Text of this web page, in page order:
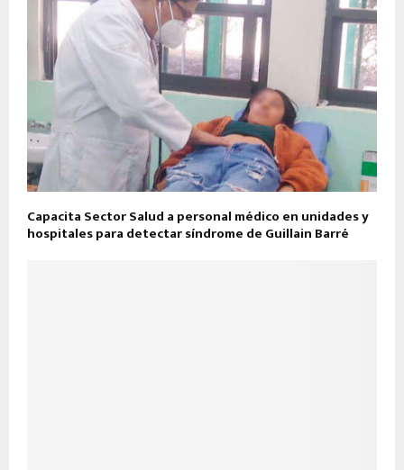
Capacita Sector Salud a personal médico en unidades y
hospitales para detectar síndrome de Guillain Barré